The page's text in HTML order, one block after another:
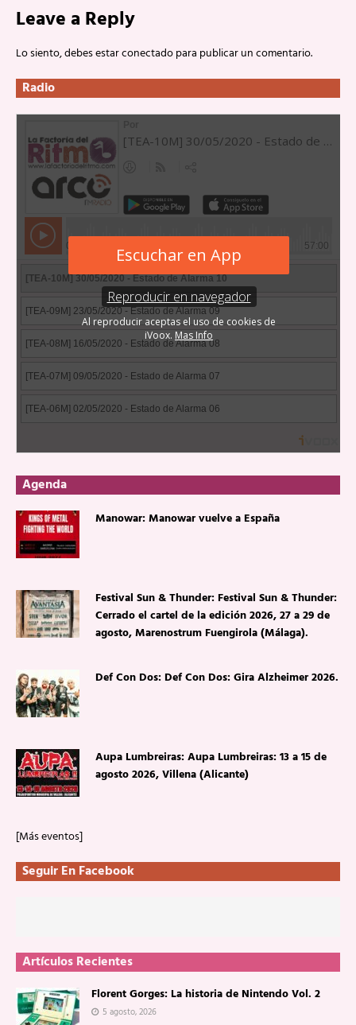
Leave a Reply
Lo siento, debes estarconectadopara publicar un comentario.
Radio
Agenda
Manowar: Manowar vuelve a España
Festival Sun & Thunder: Festival Sun & Thunder:
Cerrado el cartel de la edición 2026, 27 a 29 de
agosto, Marenostrum Fuengirola (Málaga).
Def Con Dos: Def Con Dos: Gira Alzheimer 2026.
Aupa Lumbreiras: Aupa Lumbreiras: 13 a 15 de
agosto 2026, Villena (Alicante)
[Más eventos]
Seguir En Facebook
Artículos Recientes
Florent Gorges: La historia de Nintendo Vol. 2
5 agosto, 2026